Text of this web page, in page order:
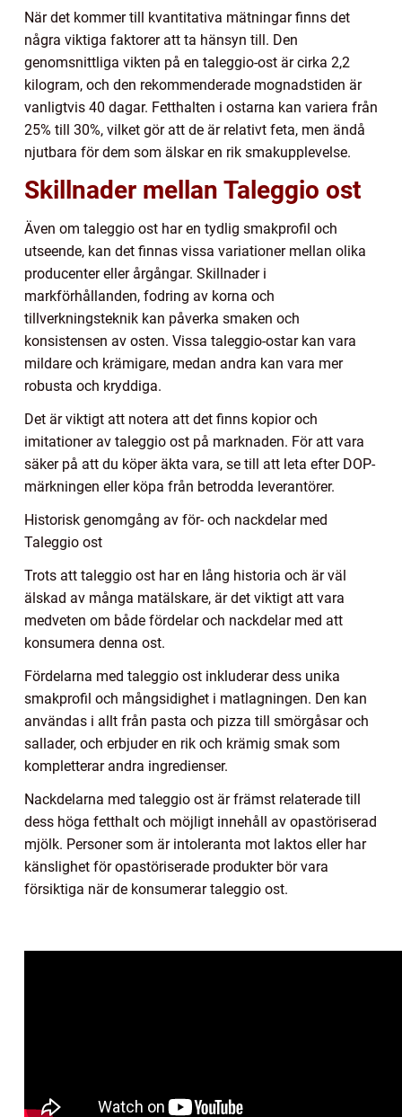
När det kommer till kvantitativa mätningar finns det
några viktiga faktorer att ta hänsyn till. Den
genomsnittliga vikten på en taleggio-ost är cirka 2,2
kilogram, och den rekommenderade mognadstiden är
vanligtvis 40 dagar. Fetthalten i ostarna kan variera från
25% till 30%, vilket gör att de är relativt feta, men ändå
njutbara för dem som älskar en rik smakupplevelse.
Skillnader mellan Taleggio ost
Även om taleggio ost har en tydlig smakprofil och
utseende, kan det finnas vissa variationer mellan olika
producenter eller årgångar. Skillnader i
markförhållanden, fodring av korna och
tillverkningsteknik kan påverka smaken och
konsistensen av osten. Vissa taleggio-ostar kan vara
mildare och krämigare, medan andra kan vara mer
robusta och kryddiga.
Det är viktigt att notera att det finns kopior och
imitationer av taleggio ost på marknaden. För att vara
säker på att du köper äkta vara, se till att leta efter DOP-
märkningen eller köpa från betrodda leverantörer.
Historisk genomgång av för- och nackdelar med
Taleggio ost
Trots att taleggio ost har en lång historia och är väl
älskad av många matälskare, är det viktigt att vara
medveten om både fördelar och nackdelar med att
konsumera denna ost.
Fördelarna med taleggio ost inkluderar dess unika
smakprofil och mångsidighet i matlagningen. Den kan
användas i allt från pasta och pizza till smörgåsar och
sallader, och erbjuder en rik och krämig smak som
kompletterar andra ingredienser.
Nackdelarna med taleggio ost är främst relaterade till
dess höga fetthalt och möjligt innehåll av opastöriserad
mjölk. Personer som är intoleranta mot laktos eller har
känslighet för opastöriserade produkter bör vara
försiktiga när de konsumerar taleggio ost.